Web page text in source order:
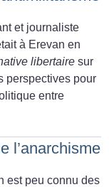
et journaliste
à Erevan en
libertaire sur
perspectives pour
entre
l’anarchisme
est peu connu des